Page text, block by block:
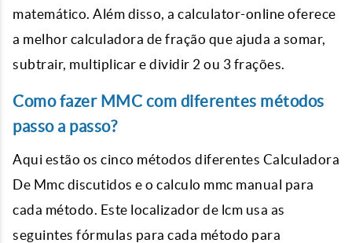
matemático. Além disso, a calculator-online oferece
a melhor calculadora de fração que ajuda a somar,
subtrair, multiplicar e dividir 2 ou 3 frações.
Como fazer MMC com diferentes métodos
passo a passo?
Aqui estão os cinco métodos diferentes Calculadora
De Mmc discutidos e o calculo mmc manual para
cada método. Este localizador de lcm usa as
seguintes fórmulas para cada método para